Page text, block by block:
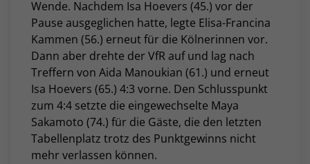
Wende. Nachdem Isa Hoevers (45.) vor der
Pause ausgeglichen hatte, legte Elisa-Francina
Kammen (56.) erneut für die Kölnerinnen vor.
Dann aber drehte der VfR auf und lag nach
Treffern von Aida Manoukian (61.) und erneut
Isa Hoevers (65.) 4:3 vorne. Den Schlusspunkt
zum 4:4 setzte die eingewechselte Maya
Sakamoto (74.) für die Gäste, die den letzten
Tabellenplatz trotz des Punktgewinns nicht
mehr verlassen können.